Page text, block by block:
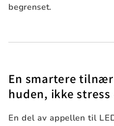
begrenset.
En smartere
huden, ikke stress
En del av appellen til